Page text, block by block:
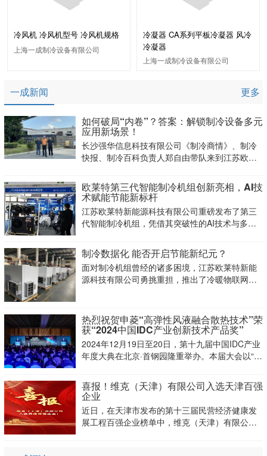
冷风机 冷风机型号 冷风机规格
上海一成制冷设备有限公司
冷凝器 CA系列平板冷凝器 风冷
冷凝器
上海一成制冷设备有限公司
一成新闻 更多
如何破局“内卷”？答案：解锁制冷设备多元
应用新场景！
长沙强华信息科技有限公司《制冷商情》、制冷
快报、制冷百科负责人郑自由带队来到江苏欧莱
欧莱特第三代智能制冷机组创新亮相，AI技
术赋能节能新标杆
江苏欧莱特新能源科技有限公司重磅发布了第三
代智能制冷机组，凭借其突破性的AI技术与多元
体验。
制冷数据化 能否开启节能新纪元？
面对制冷机组曾经的诸多困境，江苏欧莱特新能
源科技有限公司勇挑重担，推出了冷暖物联网智
阶段。
热烈祝贺申菱“高弹性风液融合散热技术”荣
获“2024中国IDC产业创新技术产品奖”
2024年12月19日至20日，第十九届中国IDC产业
年度大典在北京·首钢园隆重举办。本届大会以“多
喜报！维克（天津）有限公司入选天津百强
企业
近日，在天津市发布的第十三届民营经济健康发
展工程百强企业榜单中，维克（天津）有限公司